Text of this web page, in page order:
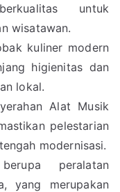
untuk
wisatawan.
kuliner modern
higienitas dan
lokal.
Alat Musik
pelestarian
modernisasi.
peralatan
yang merupakan